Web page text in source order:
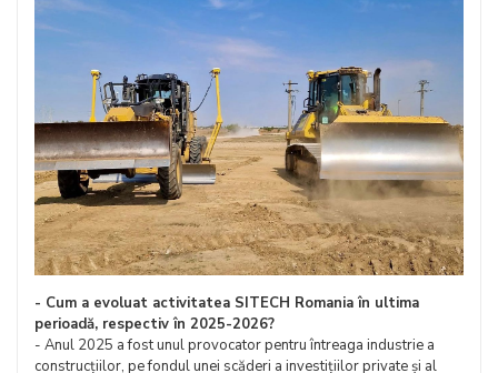
- Cum a evoluat activitatea SITECH Romania în ultima
perioadă, respectiv în 2025-2026?
- Anul 2025 a fost unul provocator pentru întreaga industrie a
construcțiilor, pe fondul unei scăderi a investițiilor private și al